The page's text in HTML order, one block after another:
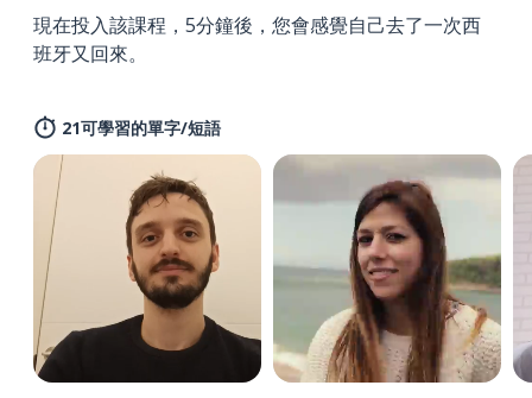
現在投入該課程，5分鐘後，您會感覺自己去了一次西
班牙又回來。
21可學習的單字/短語